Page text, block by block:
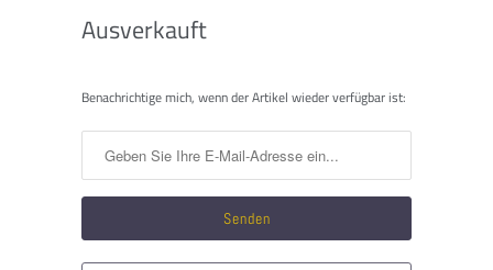
Ausverkauft
Benachrichtigen
wenn
verfügbar
ist:
Benachrichtige mich, wenn der Artikel wieder verfügbar ist: